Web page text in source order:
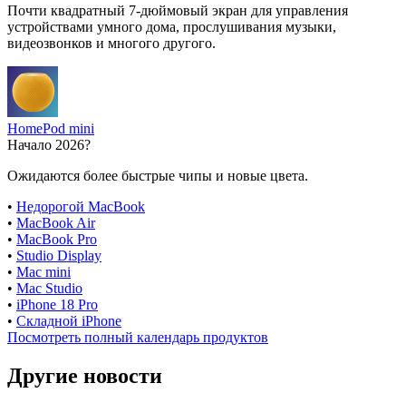
Почти квадратный 7-дюймовый экран для управления
устройствами умного дома, прослушивания музыки,
видеозвонков и многого другого.
HomePod mini
Начало 2026?
Ожидаются более быстрые чипы и новые цвета.
• Недорогой MacBook
• MacBook Air
• MacBook Pro
• Studio Display
• Mac mini
• Mac Studio
• iPhone 18 Pro
• Складной iPhone
Посмотреть полный календарь продуктов
Другие новости